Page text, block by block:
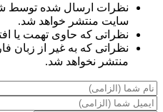
نظرات ارسال شده توسط
سایت منتشر خواهد شد.
نظراتی که حاوی تهمت یا
نظراتی که به غیر از زبان
منتشر نخواهد شد.